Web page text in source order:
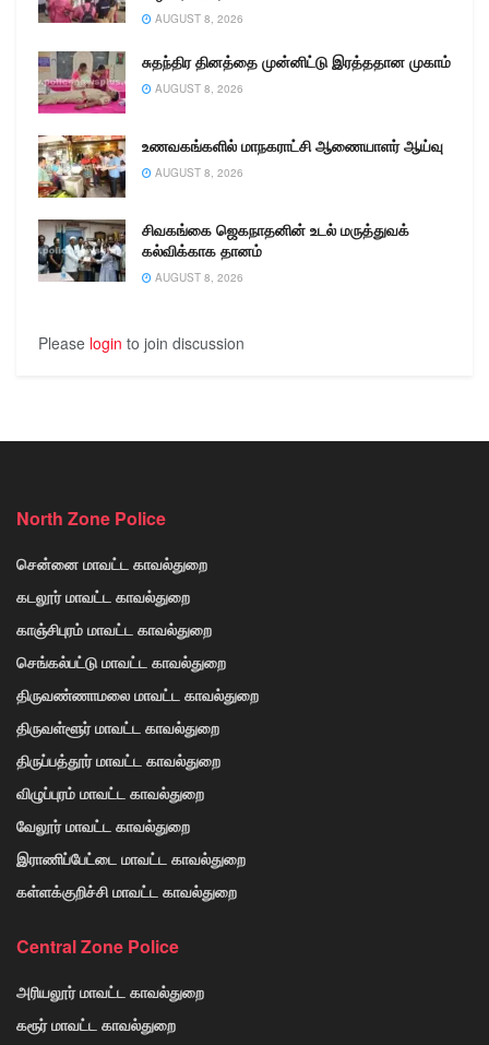
பொதுமக்கள் ஊரடங்கு
கொரோனா வைரஸ் உருவ
கோலத்தை வரைந்து
கொரோனா…
AUGUST 8, 2026
சுதந்திர தினத்தை முன்னிட்டு இரத்ததான முகாம்
AUGUST 8, 2026
உணவகங்களில் மாநகராட்சி ஆணையாளர் ஆய்வு
AUGUST 8, 2026
சிவகங்கை ஜெகநாதனின் உடல் மருத்துவக்
கல்விக்காக தானம்
AUGUST 8, 2026
Please login to join discussion
North Zone Police
சென்னை மாவட்ட காவல்துறை
கடலூர் மாவட்ட காவல்துறை
காஞ்சிபுரம் மாவட்ட காவல்துறை
செங்கல்பட்டு மாவட்ட காவல்துறை
திருவண்ணாமலை மாவட்ட காவல்துறை
திருவள்ளூர் மாவட்ட காவல்துறை
திருப்பத்தூர் மாவட்ட காவல்துறை
விழுப்புரம் மாவட்ட காவல்துறை
வேலூர் மாவட்ட காவல்துறை
இராணிப்பேட்டை மாவட்ட காவல்துறை
கள்ளக்குறிச்சி மாவட்ட காவல்துறை
Central Zone Police
அரியலூர் மாவட்ட காவல்துறை
கரூர் மாவட்ட காவல்துறை